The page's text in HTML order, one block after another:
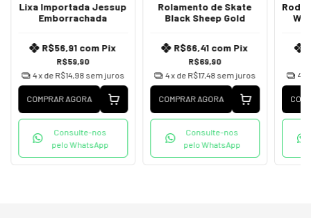
Lixa Importada Jessup
Emborrachada
R$59,90
R$56,91 com Pix
4x de R$14,98 sem juros
COMPRAR AGORA
Consulte-nos
pelo WhatsApp
Rolamento de Skate
Black Sheep Gold
R$69,90
R$66,41 com Pix
4x de R$17,48 sem juros
COMPRAR AGORA
Consulte-nos
pelo WhatsApp
Roda
4